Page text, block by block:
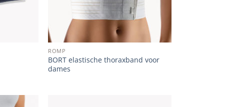
ROMP
BORT elastische thoraxband voor
dames